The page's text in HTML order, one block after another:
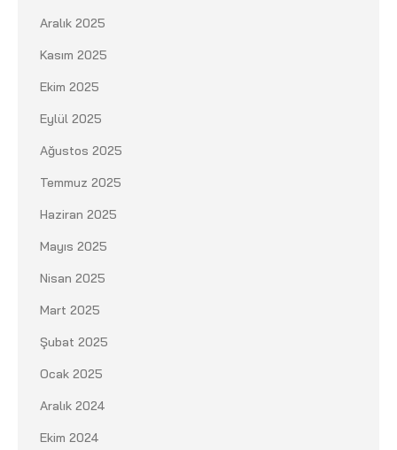
Aralık 2025
Kasım 2025
Ekim 2025
Eylül 2025
Ağustos 2025
Temmuz 2025
Haziran 2025
Mayıs 2025
Nisan 2025
Mart 2025
Şubat 2025
Ocak 2025
Aralık 2024
Ekim 2024